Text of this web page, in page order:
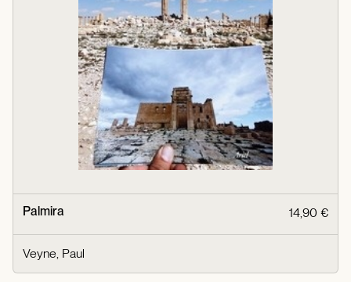
Palmira 14,90 €
Veyne, Paul